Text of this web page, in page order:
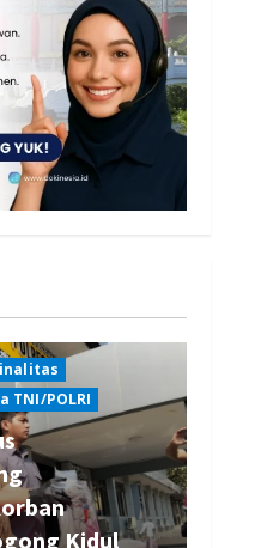
TNI/POLRI
Kidul